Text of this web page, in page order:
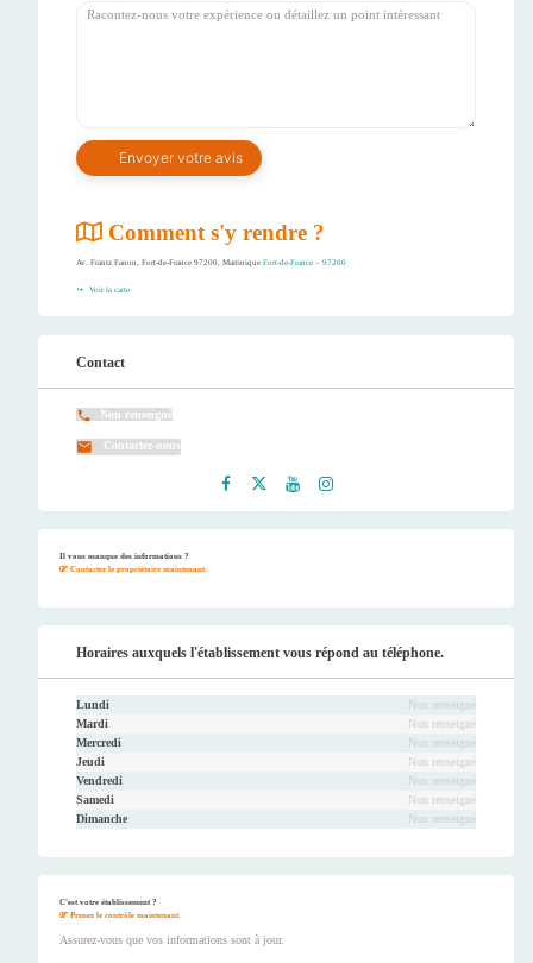
Comment s'y rendre ?
Av. Frantz Fanon, Fort-de-France 97200, Martinique Fort-de-France – 97200
Voir la carte
Contact
Non renseigné
Contactez-nous
Il vous manque des informations ?
Contactez le propriétaire maintenant.
Horaires auxquels l'établissement vous répond au téléphone.
Lundi
Non renseigné
Mardi
Non renseigné
Mercredi
Non renseigné
Jeudi
Non renseigné
Vendredi
Non renseigné
Samedi
Non renseigné
Dimanche
Non renseigné
C'est votre établissement ?
Prenez le contrôle maintenant.
Assurez-vous que vos informations sont à jour.